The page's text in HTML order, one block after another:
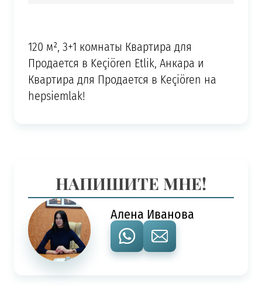
120 м², 3+1 комнаты Квартира для
Продается в Keçiören Etlik, Анкара и
Квартира для Продается в Keçiören на
hepsiemlak!
НАПИШИТЕ МНЕ!
Алена Иванова